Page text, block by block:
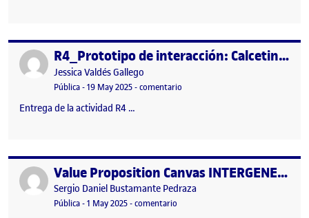
Publicado por R4_Prototipo de interacción: Calcetines resonantes
Publicado por
Jessica Valdés Gallego
Visibilidad:
Pública-Fecha de publicación
19 May 2025-comentario
Entrega de la actividad R4 …
Publicado por Value Proposition Canvas INTERGENERACIONALIDAD
Publicado por
Sergio Daniel Bustamante Pedraza
Visibilidad:
Pública-Fecha de publicación
1 May 2025-comentario